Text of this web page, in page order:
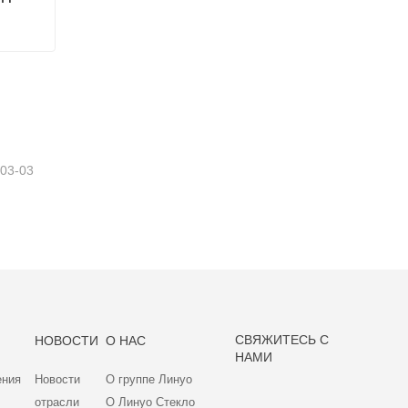
03
НОВОСТИ
Новости
отрасли
О НАС
О группе Линуо
О Линуо Стекло
СВЯЖИТЕСЬ С
НАМИ